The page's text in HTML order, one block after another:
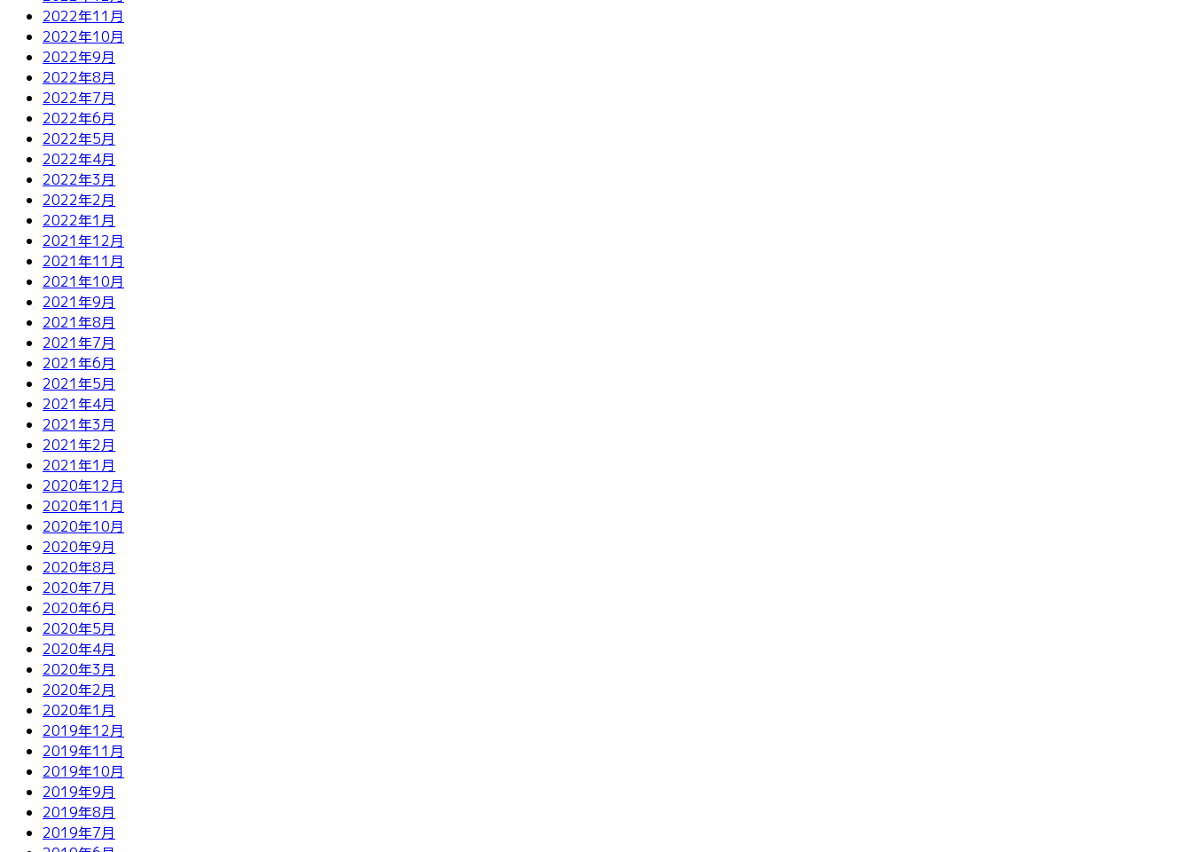
2022年11月
2022年10月
2022年9月
2022年8月
2022年7月
2022年6月
2022年5月
2022年4月
2022年3月
2022年2月
2022年1月
2021年12月
2021年11月
2021年10月
2021年9月
2021年8月
2021年7月
2021年6月
2021年5月
2021年4月
2021年3月
2021年2月
2021年1月
2020年12月
2020年11月
2020年10月
2020年9月
2020年8月
2020年7月
2020年6月
2020年5月
2020年4月
2020年3月
2020年2月
2020年1月
2019年12月
2019年11月
2019年10月
2019年9月
2019年8月
2019年7月